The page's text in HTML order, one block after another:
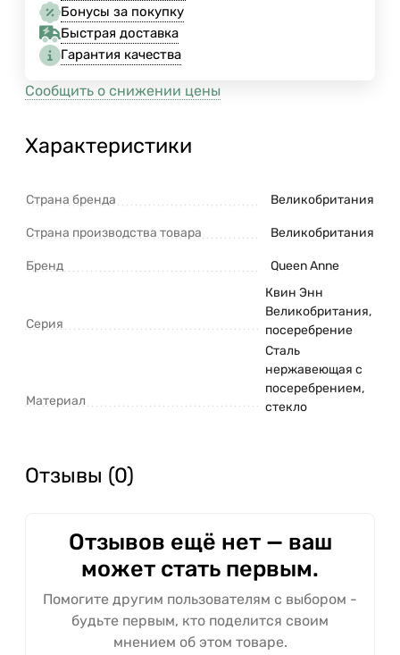
Бонусы за покупку
Быстрая доставка
Гарантия качества
Сообщить о снижении цены
Характеристики
Страна бренда Великобритания
Страна производства товара Великобритания
Бренд Queen Anne
Серия
Квин Энн
Великобритания,
посеребрение
Материал
Сталь
нержавеющая с
посеребрением,
стекло
Отзывы (0)
Отзывов ещё нет — ваш
может стать первым.
Помогите другим пользователям с выбором -
будьте первым, кто поделится своим
мнением об этом товаре.